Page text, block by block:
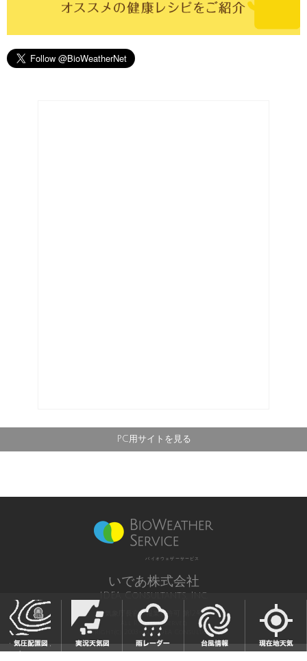
PC用サイトを見る
バイオウェザーサービス
いであ株式会社
IDEA Consultants, Inc.
気象庁長官予報業務許可 第12号
All Rights Reserved,
Copyright(c) 2003-2021 IDEA Consultants,Inc